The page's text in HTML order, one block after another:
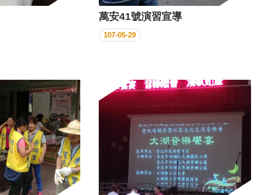
萬安41號演習宣導
107-05-29